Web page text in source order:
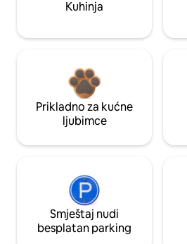
Kuhinja
Prikladno za kućne
ljubimce
Smještaj nudi
besplatan parking